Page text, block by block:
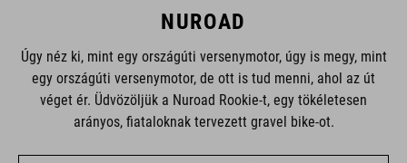
NUROAD
Úgy néz ki, mint egy országúti versenymotor, úgy is megy, mint
egy országúti versenymotor, de ott is tud menni, ahol az út
véget ér. Üdvözöljük a Nuroad Rookie-t, egy tökéletesen
arányos, fiataloknak tervezett gravel bike-ot.